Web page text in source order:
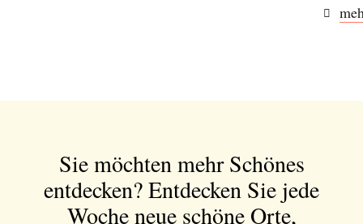
Sie möchten mehr Schönes
entdecken?Entdecken Sie jede
Woche neue schöne Orte,